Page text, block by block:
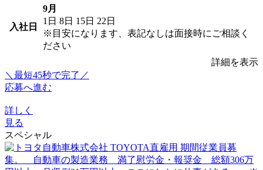
入社日
9月
1日 8日 15日 22日
※目安になります、表記なしは面接時にご相談く
ださい
詳細を表示
＼最短45秒で完了／
応募へ進む
詳しく
見る
スペシャル